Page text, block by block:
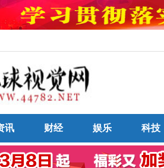
讯 财经 娱乐 科技